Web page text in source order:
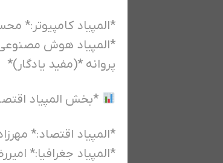
*المپیاد کامپیوتر:*
*المپیاد هوش
پروانه *(مفید یادگار)*
*بخش المپیاد
*المپیاد اقتصاد:*
*المپیاد جغرافیا:*